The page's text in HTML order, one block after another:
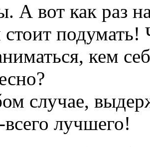
А вот как раз
стоит
кем
случае,
всего лучшего!